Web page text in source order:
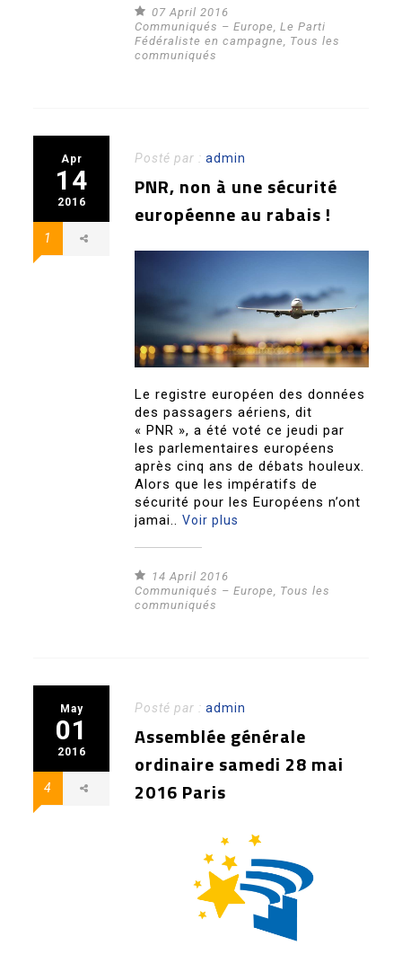
07 April 2016
Communiqués – Europe,Le Parti
Fédéraliste en campagne, Tous les
communiqués
Apr
14
2016
1
Posté par :admin
PNR, non à une sécurité
européenne au rabais !
Le registre européen des données
des passagers aériens, dit
« PNR », a été voté ce jeudi par
les parlementaires européens
après cinq ans de débats houleux.
Alors que les impératifs de
sécurité pour les Européens n’ont
jamai..Voir plus
14 April 2016
Communiqués – Europe, Tous les
communiqués
May
01
2016
4
Posté par :admin
Assemblée générale
ordinaire samedi 28 mai
2016 Paris